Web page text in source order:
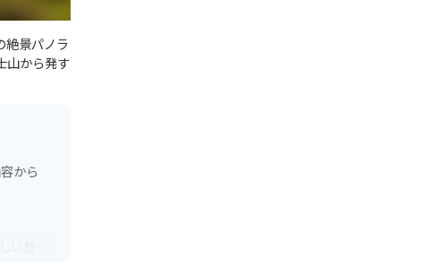
絶景パノラ
山から発す
から
登山